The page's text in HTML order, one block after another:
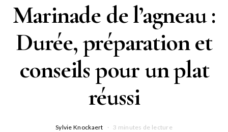
Marinade de l’agneau :
Durée, préparation et
conseils pour un plat
réussi
Sylvie Knockaert 3 minutes de lecture